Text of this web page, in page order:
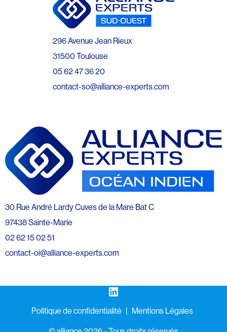
296 Avenue Jean Rieux
31500 Toulouse
05 62 47 36 20
contact-so@alliance-experts.com
30 Rue André Lardy Cuves de la Mare Bat C
97438 Sainte-Marie
02 62 15 02 51
contact-oi@alliance-experts.com
LinkedIn
Politique de confidentialité
Mentions Légales